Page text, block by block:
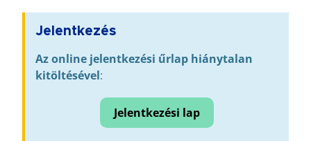
Jelentkezés
Az online jelentkezési űrlap hiánytalan
kitöltésével:
Jelentkezési lap